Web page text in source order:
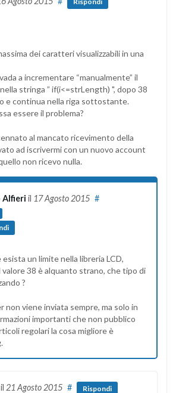
dei caratteri visualizzabili in una
a incrementare “manualmente” il
stringa ” if(i<=strLength) ", dopo 38
e continua nella riga sottostante.
essere il problema?
al mancato ricevimento della
ad iscrivermi con un nuovo account
non ricevo nulla.
Alfieri il 17 Agosto 2015 #
un limite nella libreria LCD,
38 è alquanto strano, che tipo di
?
non viene inviata sempre, ma solo in
importanti che non pubblico
regolari la cosa migliore è
il 21 Agosto 2015 # Rispondi